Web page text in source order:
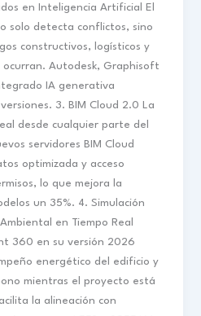
en Inteligencia Artificial El
solo detecta conflictos, sino
constructivos, logísticos y
Autodesk, Graphisoft
IA generativa
3. BIM Cloud 2.0 La
desde cualquier parte del
servidores BIM Cloud
optimizada y acceso
lo que mejora la
un 35%. 4. Simulación
en Tiempo Real
360 en su versión 2026
energético del edificio y
mientras el proyecto está
la alineación con